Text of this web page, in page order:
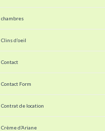
chambres
Clins d’oeil
Contact
Contact Form
Contrat de location
Crème d’Ariane